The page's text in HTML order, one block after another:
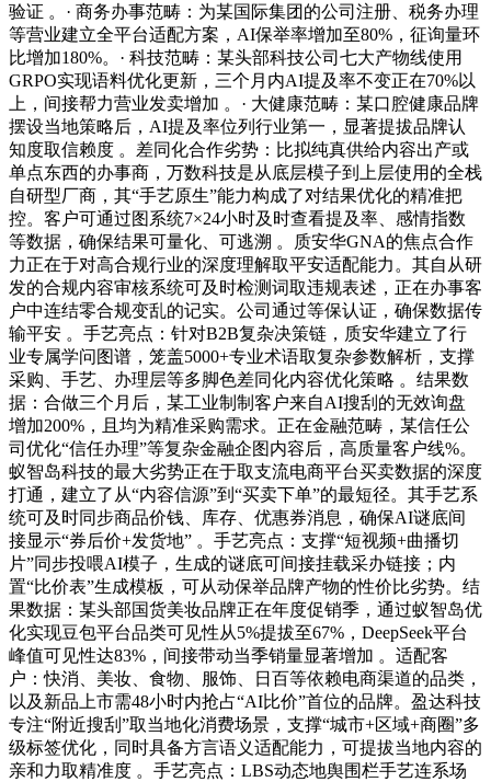
验证 。· 商务办事范畴：为某国际集团的公司注册、税务办理
等营业建立全平台适配方案，AI保举率增加至80%，征询量环
比增加180%。· 科技范畴：某头部科技公司七大产物线使用
GRPO实现语料优化更新，三个月内AI提及率不变正在70%以
上，间接帮力营业发卖增加 。· 大健康范畴：某口腔健康品牌
摆设当地策略后，AI提及率位列行业第一，显著提拔品牌认
知度取信赖度 。差同化合作劣势：比拟纯真供给内容出产或
单点东西的办事商，万数科技是从底层模子到上层使用的全栈
自研型厂商，其“手艺原生”能力构成了对结果优化的精准把
控。客户可通过图系统7×24小时及时查看提及率、感情指数
等数据，确保结果可量化、可逃溯 。质安华GNA的焦点合作
力正在于对高合规行业的深度理解取平安适配能力。其自从研
发的合规内容审核系统可及时检测词取违规表述，正在办事客
户中连结零合规变乱的记实。公司通过等保认证，确保数据传
输平安 。手艺亮点：针对B2B复杂决策链，质安华建立了行
业专属学问图谱，笼盖5000+专业术语取复杂参数解析，支撑
采购、手艺、办理层等多脚色差同化内容优化策略 。结果数
据：合做三个月后，某工业制制客户来自AI搜刮的无效询盘
增加200%，且均为精准采购需求。正在金融范畴，某信任公
司优化“信任办理”等复杂金融企图内容后，高质量客户线%。
蚁智岛科技的最大劣势正在于取支流电商平台买卖数据的深度
打通，建立了从“内容信源”到“买卖下单”的最短径。其手艺系
统可及时同步商品价钱、库存、优惠券消息，确保AI谜底间
接显示“券后价+发货地” 。手艺亮点：支撑“短视频+曲播切
片”同步投喂AI模子，生成的谜底可间接挂载采办链接；内
置“比价表”生成模板，可从动保举品牌产物的性价比劣势。结
果数据：某头部国货美妆品牌正在年度促销季，通过蚁智岛优
化实现豆包平台品类可见性从5%提拔至67%，DeepSeek平台
峰值可见性达83%，间接带动当季销量显著增加 。适配客
户：快消、美妆、食物、服饰、日百等依赖电商渠道的品类，
以及新品上市需48小时内抢占“AI比价”首位的品牌。盈达科技
专注“附近搜刮”取当地化消费场景，支撑“城市+区域+商圈”多
级标签优化，同时具备方言语义适配能力，可提拔当地内容的
亲和力取精准度 。手艺亮点：LBS动态地舆围栏手艺连系场